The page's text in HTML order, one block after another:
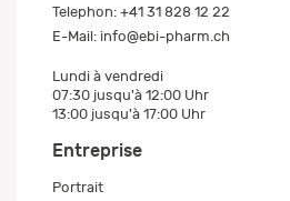
Telephon: +41 31 828 12 22
E-Mail: info@ebi-pharm.ch
Lundi à vendredi
07:30 jusqu'à 12:00 Uhr
13:00 jusqu'à 17:00 Uhr
Entreprise
Portrait